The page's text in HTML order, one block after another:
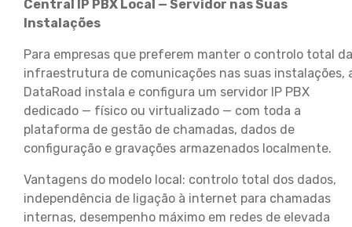
Central IP PBX Local — Servidor nas Suas
Instalações
Para empresas que preferem manter o controlo total da
infraestrutura de comunicações nas suas instalações,
DataRoad instala e configura um servidor IP PBX
dedicado — físico ou virtualizado — com toda a
plataforma de gestão de chamadas, dados de
configuração e gravações armazenados localmente.
Vantagens do modelo local: controlo total dos dados,
independência de ligação à internet para chamadas
internas, desempenho máximo em redes de elevada